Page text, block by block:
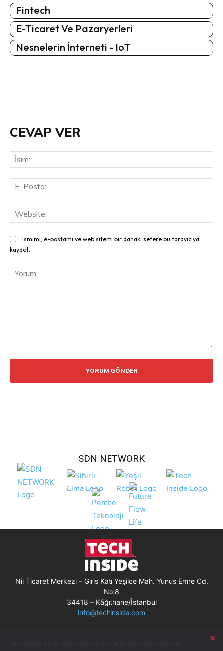
Fintech
E-Ticaret Ve Pazaryerleri
Nesnelerin İnterneti - IoT
CEVAP VER
Ismimi, e-postamı ve web sitemi bir dahaki sefere bu tarayıcıya
kaydet.
SDN NETWORK
Nil Ticaret Merkezi – Giriş Katı Yeşilce Mah. Yunus Emre Cd.
No:8
34418 – Kâğıthane/İstanbul
info@techinside.com